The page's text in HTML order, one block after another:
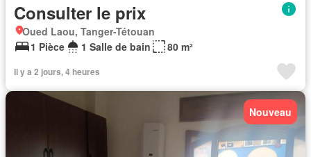
Consulter le prix
Oued Laou, Tanger-Tétouan
1 Pièce
1 Salle de bain 80 m²
Il y a 2 jours, 4 heures
Nouveau